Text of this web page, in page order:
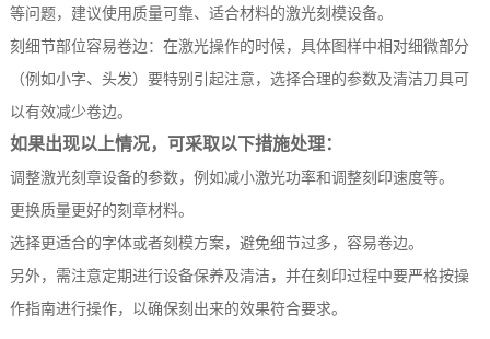
等问题，建议使用质量可靠、适合材料的激光刻模设备。
刻细节部位容易卷边：在激光操作的时候，具体图样中相对细微部分
（例如小字、头发）要特别引起注意，选择合理的参数及清洁刀具可
以有效减少卷边。
如果出现以上情况，可采取以下措施处理：
调整激光刻章设备的参数，例如减小激光功率和调整刻印速度等。
更换质量更好的刻章材料。
选择更适合的字体或者刻模方案，避免细节过多，容易卷边。
另外，需注意定期进行设备保养及清洁，并在刻印过程中要严格按操
作指南进行操作，以确保刻出来的效果符合要求。